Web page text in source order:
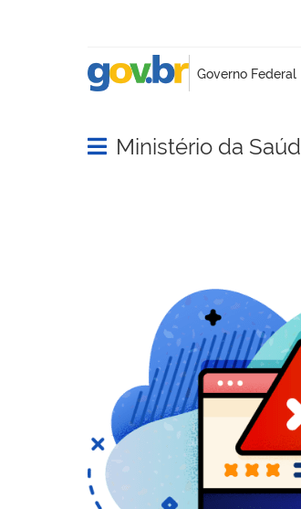
Abrir menu principal de
Ministério da